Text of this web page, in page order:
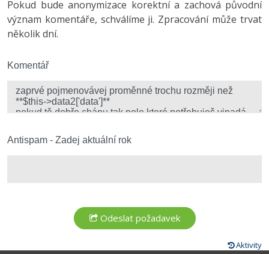
WordPress specialista
Umělá inteligence (AI)
Fórum
Windows
Kybernetická bezpečnost
Fórum
Pokud bude anonymizace korektní a zachová původní
význam komentáře, schválíme ji. Zpracování může trvat
několik dní.
Komentář
Antispam - Zadej aktuální rok
Aktivity